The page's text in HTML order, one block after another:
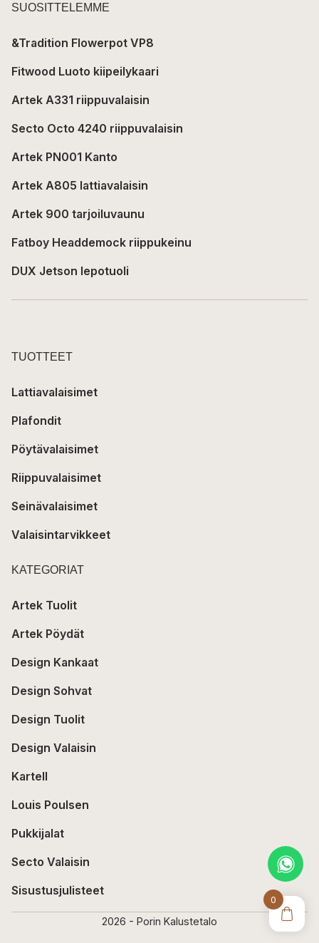
0
SUOSITTELEMME
&Tradition Flowerpot VP8
Fitwood Luoto kiipeilykaari
Artek A331 riippuvalaisin
Secto Octo 4240 riippuvalaisin
Artek PN001 Kanto
Artek A805 lattiavalaisin
Artek 900 tarjoiluvaunu
Fatboy Headdemock riippukeinu
DUX Jetson lepotuoli
TUOTTEET
Lattiavalaisimet
Plafondit
Pöytävalaisimet
Riippuvalaisimet
Seinävalaisimet
Valaisintarvikkeet
KATEGORIAT
Artek Tuolit
Artek Pöydät
Design Kankaat
Design Sohvat
Design Tuolit
Design Valaisin
Kartell
Louis Poulsen
Pukkijalat
Secto Valaisin
Sisustusjulisteet
2026 - Porin Kalustetalo